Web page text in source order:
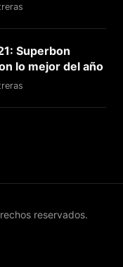
Superbon
lo mejor del año
reservados.